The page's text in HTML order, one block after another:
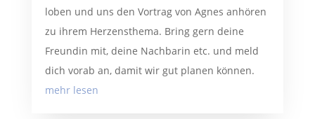
loben und uns den Vortrag von Agnes anhören
zu ihrem Herzensthema. Bring gern deine
Freundin mit, deine Nachbarin etc. und meld
dich vorab an, damit wir gut planen können.
mehr lesen